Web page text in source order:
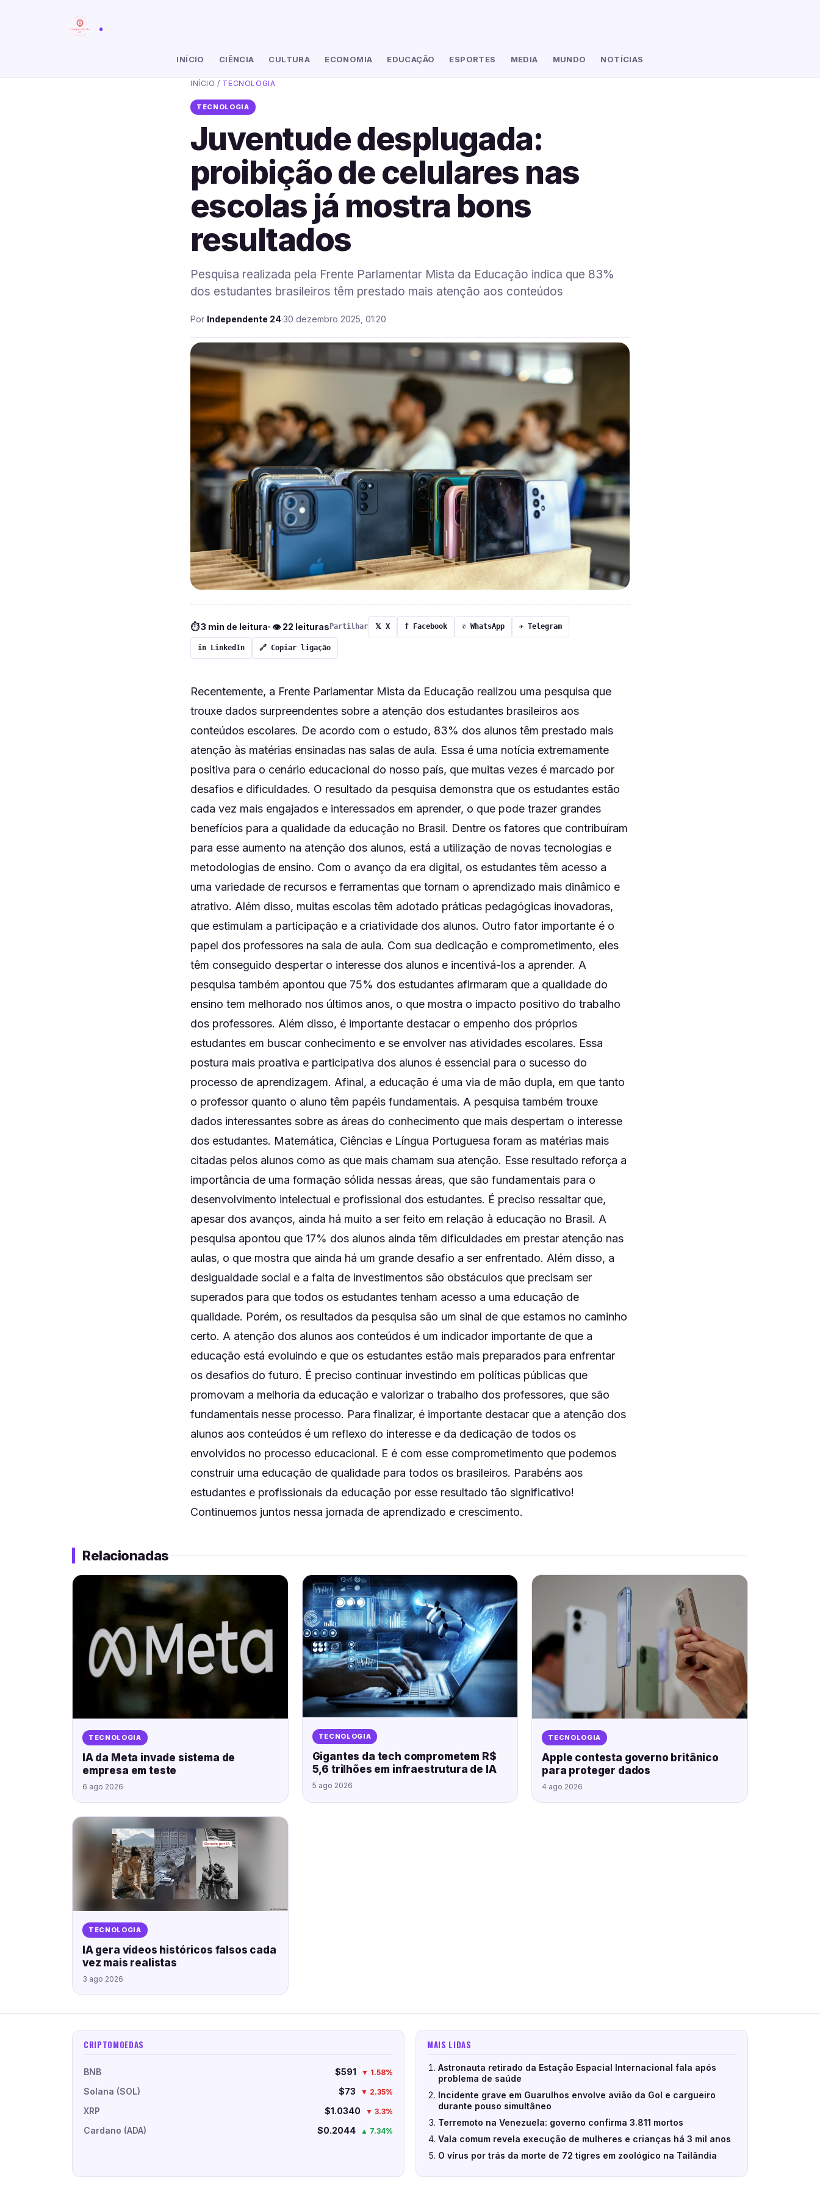
.
INÍCIO CIÊNCIA CULTURA ECONOMIA EDUCAÇÃO ESPORTES MEDIA MUNDO NOTÍCIAS
INÍCIO / TECNOLOGIA
TECNOLOGIA
Juventude desplugada:
proibição de celulares nas
escolas já mostra bons
resultados
Pesquisa realizada pela Frente Parlamentar Mista da Educação indica que 83%
dos estudantes brasileiros têm prestado mais atenção aos conteúdos
Por Independente 24·30 dezembro 2025, 01:20
⏱ 3 min de leitura· 👁 22 leituras Partilhar 𝕏 X f Facebook ✆ WhatsApp ✈ Telegram
in LinkedIn 🔗 Copiar ligação
Recentemente, a Frente Parlamentar Mista da Educação realizou uma pesquisa que
trouxe dados surpreendentes sobre a atenção dos estudantes brasileiros aos
conteúdos escolares. De acordo com o estudo, 83% dos alunos têm prestado mais
atenção às matérias ensinadas nas salas de aula. Essa é uma notícia extremamente
positiva para o cenário educacional do nosso país, que muitas vezes é marcado por
desafios e dificuldades. O resultado da pesquisa demonstra que os estudantes estão
cada vez mais engajados e interessados em aprender, o que pode trazer grandes
benefícios para a qualidade da educação no Brasil. Dentre os fatores que contribuíram
para esse aumento na atenção dos alunos, está a utilização de novas tecnologias e
metodologias de ensino. Com o avanço da era digital, os estudantes têm acesso a
uma variedade de recursos e ferramentas que tornam o aprendizado mais dinâmico e
atrativo. Além disso, muitas escolas têm adotado práticas pedagógicas inovadoras,
que estimulam a participação e a criatividade dos alunos. Outro fator importante é o
papel dos professores na sala de aula. Com sua dedicação e comprometimento, eles
têm conseguido despertar o interesse dos alunos e incentivá-los a aprender. A
pesquisa também apontou que 75% dos estudantes afirmaram que a qualidade do
ensino tem melhorado nos últimos anos, o que mostra o impacto positivo do trabalho
dos professores. Além disso, é importante destacar o empenho dos próprios
estudantes em buscar conhecimento e se envolver nas atividades escolares. Essa
postura mais proativa e participativa dos alunos é essencial para o sucesso do
processo de aprendizagem. Afinal, a educação é uma via de mão dupla, em que tanto
o professor quanto o aluno têm papéis fundamentais. A pesquisa também trouxe
dados interessantes sobre as áreas do conhecimento que mais despertam o interesse
dos estudantes. Matemática, Ciências e Língua Portuguesa foram as matérias mais
citadas pelos alunos como as que mais chamam sua atenção. Esse resultado reforça a
importância de uma formação sólida nessas áreas, que são fundamentais para o
desenvolvimento intelectual e profissional dos estudantes. É preciso ressaltar que,
apesar dos avanços, ainda há muito a ser feito em relação à educação no Brasil. A
pesquisa apontou que 17% dos alunos ainda têm dificuldades em prestar atenção nas
aulas, o que mostra que ainda há um grande desafio a ser enfrentado. Além disso, a
desigualdade social e a falta de investimentos são obstáculos que precisam ser
superados para que todos os estudantes tenham acesso a uma educação de
qualidade. Porém, os resultados da pesquisa são um sinal de que estamos no caminho
certo. A atenção dos alunos aos conteúdos é um indicador importante de que a
educação está evoluindo e que os estudantes estão mais preparados para enfrentar
os desafios do futuro. É preciso continuar investindo em políticas públicas que
promovam a melhoria da educação e valorizar o trabalho dos professores, que são
fundamentais nesse processo. Para finalizar, é importante destacar que a atenção dos
alunos aos conteúdos é um reflexo do interesse e da dedicação de todos os
envolvidos no processo educacional. E é com esse comprometimento que podemos
construir uma educação de qualidade para todos os brasileiros. Parabéns aos
estudantes e profissionais da educação por esse resultado tão significativo!
Continuemos juntos nessa jornada de aprendizado e crescimento.
Relacionadas
TECNOLOGIA
IA da Meta invade sistema de
empresa em teste
6 ago 2026
TECNOLOGIA
Gigantes da tech comprometem R$
5,6 trilhões em infraestrutura de IA
5 ago 2026
TECNOLOGIA
Apple contesta governo britânico
para proteger dados
4 ago 2026
TECNOLOGIA
IA gera vídeos históricos falsos cada
vez mais realistas
3 ago 2026
CRIPTOMOEDAS
BNB $591 ▼ 1.58%
Solana (SOL) $73 ▼ 2.35%
XRP $1.0340 ▼ 3.3%
Cardano (ADA) $0.2044 ▲ 7.34%
MAIS LIDAS
Astronauta retirado da Estação Espacial Internacional fala após
problema de saúde
Incidente grave em Guarulhos envolve avião da Gol e cargueiro
durante pouso simultâneo
Terremoto na Venezuela: governo confirma 3.811 mortos
Vala comum revela execução de mulheres e crianças há 3 mil anos
O vírus por trás da morte de 72 tigres em zoológico na Tailândia